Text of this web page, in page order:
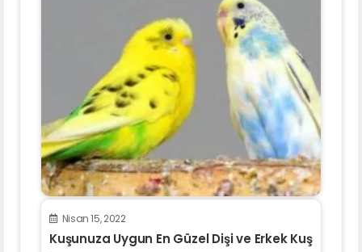
Nisan 15, 2022
Kuşunuza Uygun En Güzel Dişi ve Erkek Kuş